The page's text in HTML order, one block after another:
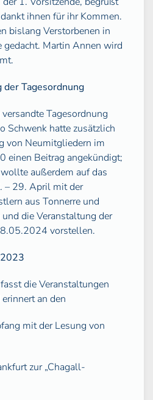
ihnen für ihr Kommen.
bislang Verstorbenen in
gedacht. Martin Annen wird
der Tagesordnung
Tagesordnung
Schwenk hatte zusätzlich
von Neumitgliedern im
einen Beitrag angekündigt;
außerdem auf das
– 29. April mit der
aus Tonnerre und
die Veranstaltung der
vorstellen.
die Veranstaltungen
an den
mit der Lesung von
zur „Chagall-